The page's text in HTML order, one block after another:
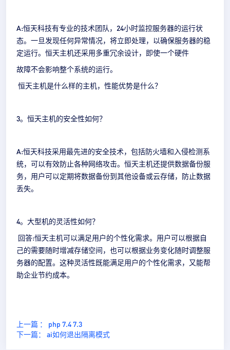
A:恒天科技有专业的技术团队，24小时监控服务器的运行状
态。一旦发现任何异常情况，将立即处理，以确保服务器的稳
定运行。恒天主机还采用多重冗余设计，即使一个硬件
故障不会影响整个系统的运行。
恒天主机是什么样的主机，性能优势是什么？
3。恒天主机的安全性如何？
A:恒天科技采用最先进的安全技术，包括防火墙和入侵检测系
统，可以有效防止各种网络攻击。恒天主机还提供数据备份服
务，用户可以定期将数据备份到其他设备或云存储，防止数据
丢失。
4。大型机的灵活性如何？
回答:恒天主机可以满足用户的个性化需求。用户可以根据自
己的需要随时增减存储空间，也可以根据业务变化随时调整服
务器的配置。这种灵活性既能满足用户的个性化需求，又能帮
助企业节约成本。
上一篇 ： php 7.4 7.3
下一篇： ai如何退出隔离模式